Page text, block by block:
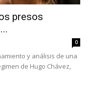
presos
0
y análisis de una
de Hugo Chávez,